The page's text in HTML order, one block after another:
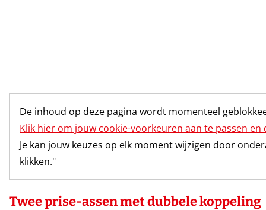
De inhoud op deze pagina wordt momenteel
Klik hier om jouw cookie-voorkeuren aan te passen
Je kan jouw keuzes op elk moment wijzigen door
klikken."
Twee prise-assen met dubbele koppeling